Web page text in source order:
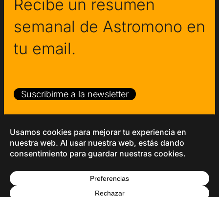
Recibe un resumen
semanal de Astromono en
tu email.
Suscribirme a la newsletter
Copyright © 2026 – Astromono
Política de PrivacidadTérminos y CondicionesCookies
Ética Editorial